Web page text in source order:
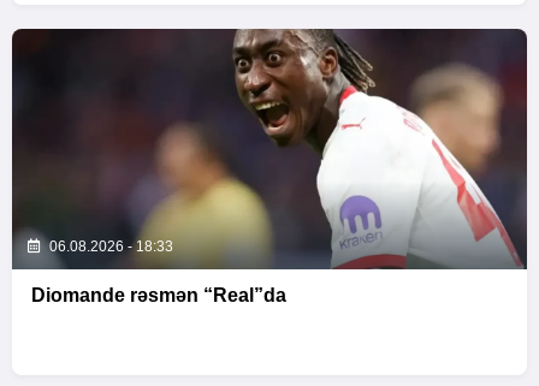
06.08.2026 - 18:33
Diomande rəsmən “Real”da